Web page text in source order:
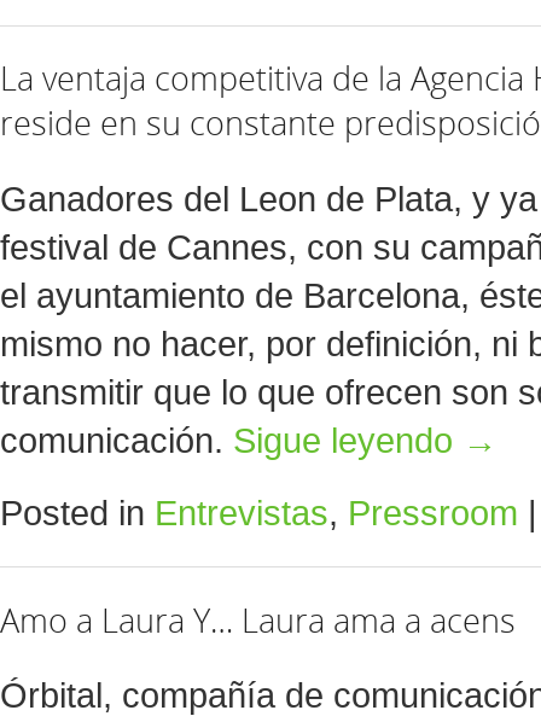
La ventaja competitiva de la Agencia
reside en su constante
Ganadores del Leon de Plata, y
festival de Cannes, con su
el ayuntamiento de Barcelona,
mismo no hacer, por definición, ni
transmitir que lo que ofrecen son
comunicación. Sigue leyendo →
Posted in Entrevistas, Pressroom |
Amo a Laura Y… Laura ama a acens
Órbital, compañía de